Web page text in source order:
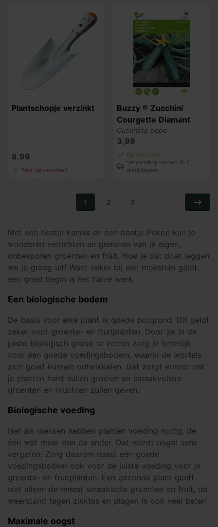
Plantschopje verzinkt
8,99
Niet op voorraad
Buzzy ® Zucchini
Courgette Diamant
Cucurbita pepo
3,99
Op voorraad
Verzending binnen 0-2
werkdagen
1 2 3
Met een beetje kennis en een beetje Pokon kun je
wonderen verrichten en genieten van je eigen,
onbespoten groenten en fruit. Hoe je dat doet leggen
we je graag uit! Want zeker bij een moestuin geldt:
een goed begin is het halve werk.
Een biologische bodem
De basis voor elke plant is goede potgrond. Dit geldt
zeker voor groente- en fruitplanten. Door ze in de
juiste biologisch grond te zetten zorg je letterlijk
voor een goede voedingsbodem, waarin de wortels
zich goed kunnen ontwikkelen. Dat zorgt ervoor dat
je planten hard zullen groeien en smaakvollere
groenten en vruchten zullen geven.
Biologische voeding
Net als mensen hebben planten voeding nodig, de
één wat meer dan de ander. Dat wordt nogal eens
vergeten. Zorg daarom naast een goede
voedingsbodem ook voor de juiste voeding voor je
groente- en fruitplanten. Een gezonde plant geeft
niet alleen de meest smaakvolle groenten en fruit, de
weerstand tegen ziektes en plagen is ook veel beter!
Maximale oogst